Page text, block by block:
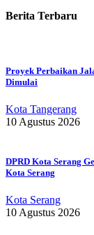
Berita Terbaru
Proyek Perbaikan
Dimulai
Kota Tangerang
10 Agustus 2026
DPRD Kota Serang
Kota Serang
Kota Serang
10 Agustus 2026